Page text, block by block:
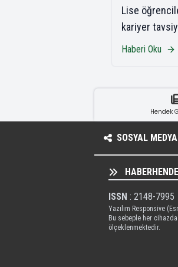
Lise
kariyer
Haberi Oku
Hendek
SOSYAL
ISSN : 2148-7995
Yazılım Responsive
Bu sebeple her
ölçeklenmektedir.